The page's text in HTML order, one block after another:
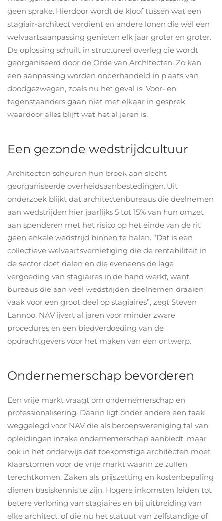
geen sprake. Hierdoor wordt de kloof tussen wat een
stagiair-architect verdient en andere lonen die wél een
welvaartsaanpassing genieten elk jaar groter en groter.
De oplossing schuilt in structureel overleg die wordt
georganiseerd door de Orde van Architecten. Zo kan
een aanpassing worden onderhandeld in plaats van
doodgezwegen, zoals nu het geval is. Voor- en
tegenstaanders gaan niet met elkaar in gesprek
waardoor alles blijft wat het al jaren is.
Een gezonde wedstrijdcultuur
Architecten scheuren hun broek aan slecht
georganiseerde overheidsaanbestedingen. Uit
onderzoek blijkt dat architectenbureaus die deelnemen
aan wedstrijden hier jaarlijks 5 tot 15% van hun omzet
aan spenderen met het risico op het einde van de rit
geen enkele wedstrijd binnen te halen. “Dat is een
collectieve welvaartsvernietiging die de rentabiliteit in
de sector doet dalen en die eveneens de lage
vergoeding van stagiaires in de hand werkt, want
bureaus die aan veel wedstrijden deelnemen draaien
vaak voor een groot deel op stagiaires”, zegt Steven
Lannoo. NAV ijvert al jaren voor minder zware
procedures en een biedverdoeding van de
opdrachtgevers voor het maken van een ontwerp.
Ondernemerschap bevorderen
Een vrije markt vraagt om ondernemerschap en
professionalisering. Daarin ligt onder andere een taak
weggelegd voor NAV die als beroepsvereniging tal van
opleidingen inzake ondernemerschap aanbiedt, maar
ook in het onderwijs dat toekomstige architecten moet
klaarstomen voor de vrije markt waarin ze zullen
terechtkomen. Zaken als prijszetting en kostenbepaling
dienen basiskennis te zijn. Hogere inkomsten leiden tot
betere verloning van stagiaires en bij uitbreiding van
elke architect, of die nu het statuut van zelfstandige of